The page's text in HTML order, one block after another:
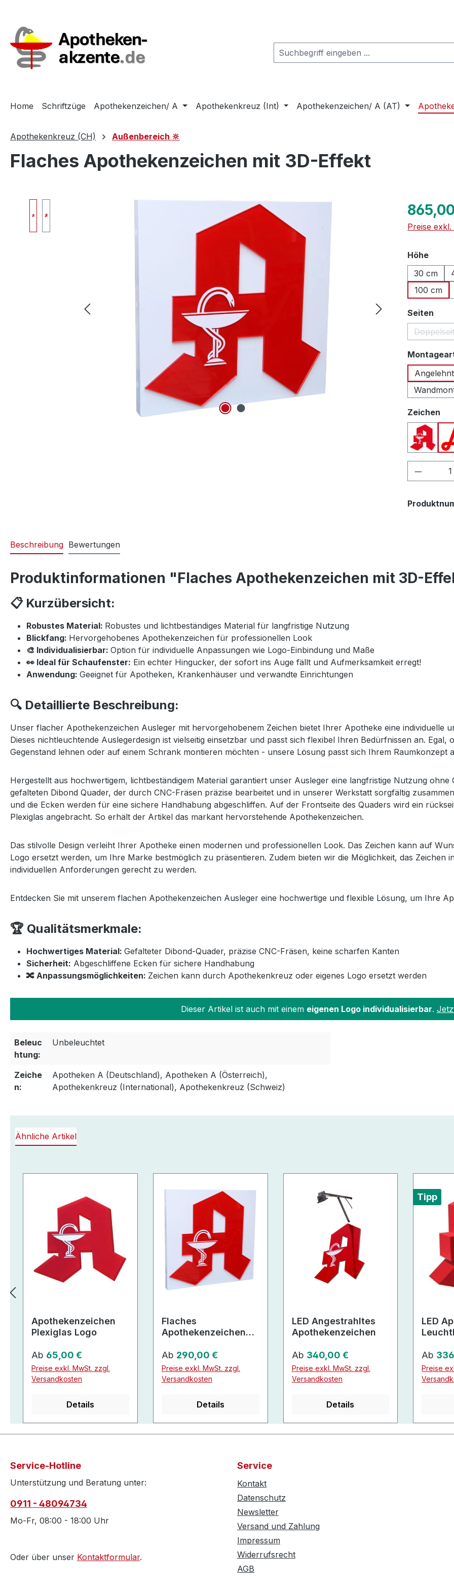
Home Schriftzüge Apothekenzeichen/ A Apothekenkreuz (Int) Apothekenzeichen/ A (AT)
Apothekenkreuz (CH) Außenbereich 🔆
Flaches Apothekenzeichen mit 3D-Effekt
Regulärer
Preise
Höhe
30 cm
100 cm
Seiten
Zeichen
Beschreibung Bewertungen
Produktinformationen "Flaches Apothekenzeichen mit 3D-
📋 Kurzübersicht:
Robustes Material: Robustes und lichtbeständiges Material für langfristige Nutzung
Blickfang: Hervorgehobenes Apothekenzeichen für professionellen Look
🎨 Individualisierbar: Option für individuelle Anpassungen wie Logo-Einbindung und Maße
👀 Ideal für Schaufenster: Ein echter Hingucker, der sofort ins Auge fällt und Aufmerksamkeit erregt!
Anwendung: Geeignet für Apotheken, Krankenhäuser und verwandte Einrichtungen
🔍 Detaillierte Beschreibung:
Unser flacher Apothekenzeichen Ausleger mit hervorgehobenem Zeichen bietet Ihrer Apotheke eine individuelle
Dieses nichtleuchtende Auslegerdesign ist vielseitig einsetzbar und passt sich flexibel Ihren Bedürfnissen an.
Gegenstand lehnen oder auf einem Schrank montieren möchten - unsere Lösung passt sich Ihrem Raumkonzept
Hergestellt aus hochwertigem, lichtbeständigem Material garantiert unser Ausleger eine langfristige Nutzung ohne
gefalteten Dibond Quader, der durch CNC-Fräsen präzise bearbeitet und in unserer Werkstatt sorgfältig
und die Ecken werden für eine sichere Handhabung abgeschliffen. Auf der Frontseite des Quaders wird ein
Plexiglas angebracht. So erhält der Artikel das markant hervorstehende Apothekenzeichen.
Das stilvolle Design verleiht Ihrer Apotheke einen modernen und professionellen Look. Das Zeichen kann auf
Logo ersetzt werden, um Ihre Marke bestmöglich zu präsentieren. Zudem bieten wir die Möglichkeit, das Zeichen
individuellen Anforderungen gerecht zu werden.
Entdecken Sie mit unserem flachen Apothekenzeichen Ausleger eine hochwertige und flexible Lösung, um Ihre
🏆 Qualitätsmerkmale:
Hochwertiges Material: Gefalteter Dibond-Quader, präzise CNC-Fräsen, keine scharfen Kanten
Sicherheit: Abgeschliffene Ecken für sichere Handhabung
🔀 Anpassungsmöglichkeiten: Zeichen kann durch Apothekenkreuz oder eigenes Logo ersetzt werden
Dieser Artikel ist auch mit einem eigenen Logo individualisierbar.
Beleuc
htung:
Unbeleuchtet
Zeiche
n:
Apotheken A (Deutschland), Apotheken A (Österreich),
Apothekenkreuz (International), Apothekenkreuz (Schweiz)
Ähnliche Artikel
Apothekenzeichen
Plexiglas Logo
Regulärer Preis:
Ab 65,00 €
Preise exkl. MwSt. zzgl.
Versandkosten
Details
Flaches
Apothekenzeichen
Regulärer Preis:
Ab 290,00 €
Preise exkl. MwSt. zzgl.
Versandkosten
Details
LED Angestrahltes
Apothekenzeichen
Regulärer Preis:
Ab 340,00 €
Preise exkl. MwSt. zzgl.
Versandkosten
Details
Tipp
LED
Ab
Preise
Service-Hotline
Unterstützung und Beratung unter:
0911 - 48094734
Mo-Fr, 08:00 - 18:00 Uhr
Oder über unser Kontaktformular.
Service
Kontakt
Datenschutz
Newsletter
Versand und Zahlung
Impressum
Widerrufsrecht
AGB